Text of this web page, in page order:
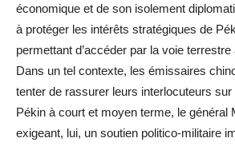
économique et de son isolement
à protéger les intérêts stratégiques de
permettant d’accéder par la voie terrestre
Dans un tel contexte, les émissaires
tenter de rassurer leurs interlocuteurs
Pékin à court et moyen terme, le général
exigeant, lui, un soutien politico-militaire